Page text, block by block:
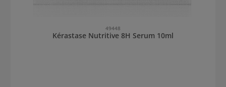
49448
Kérastase Nutritive 8H Serum 10ml